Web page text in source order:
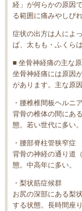
経」が何らかの原因
る範囲に痛みやしび
症状の出方は人によ
ば、太もも・ふくら
■ 坐骨神経痛の主な
坐骨神経痛には原因
があります。主な原
・腰椎椎間板ヘルニア
背骨の椎体の間にあ
態。若い世代に多い。
・腰部脊柱管狭窄症
背骨の神経の通り道
態。中高年に多い。
・梨状筋症候群
お尻の深部にある梨
する状態。長時間座